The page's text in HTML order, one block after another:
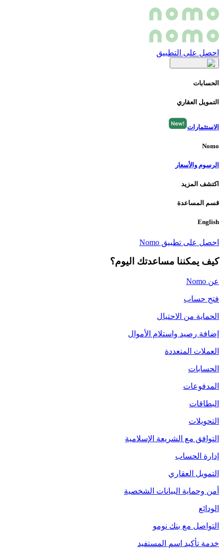
احصل على التطبيق
الحسابات
التمويل العقاري
الاستثمارات
Nomo
الرسوم والأسعار
اكتشف المزيد
قسم المساعدة
English
احصل على تطبيق Nomo
كيف يمكننا مساعدتك اليوم؟
عن Nomo
فتح حساب
الحماية من الاحتيال
إضافة رصيد واستلام الأموال
العملات المتعددة
الحسابات
المدفوعات
البطاقات
التحويلات
التوافق مع الشريعة الإسلامية
إدارة الحساب
التمويل العقاري
أمن وحماية البيانات الشخصية
الودائع
التواصل مع بنك نومو
خدمة تأكيد اسم المستفيد